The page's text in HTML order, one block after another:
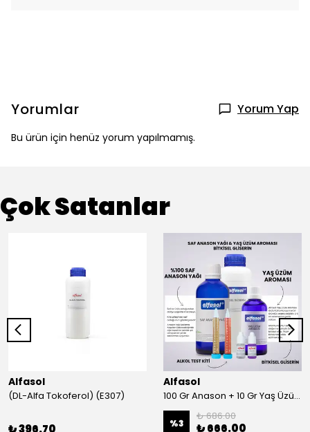
Yorumlar Yorum Yap
Bu ürün için henüz yorum yapılmamış.
Çok Satanlar
Alfasol
(DL-Alfa Tokoferol) (E307)
₺ 396.70
Alfasol
100 Gr Anason + 10 Gr Yaş Üzüm + 250 Gr Gliserin + Alkol Test Kiti
%3
₺ 686.00
₺ 666.00